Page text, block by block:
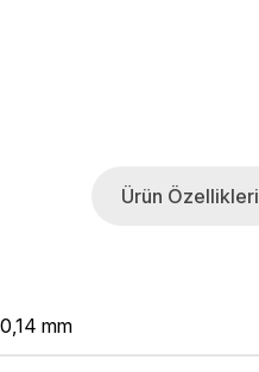
Ürün Özellikleri
mm